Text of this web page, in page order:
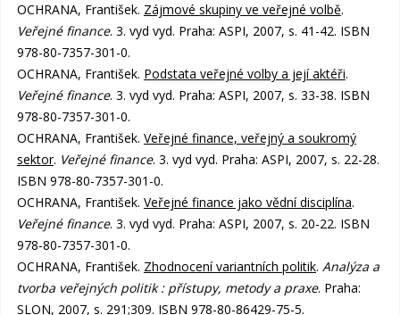
OCHRANA, František. Zájmové skupiny ve veřejné volbě.
Veřejné finance. 3. vyd vyd. Praha: ASPI, 2007, s. 41-42. ISBN
978-80-7357-301-0.
OCHRANA, František. Podstata veřejné volby a její aktéři.
Veřejné finance. 3. vyd vyd. Praha: ASPI, 2007, s. 33-38. ISBN
978-80-7357-301-0.
OCHRANA, František. Veřejné finance, veřejný a soukromý
sektor. Veřejné finance. 3. vyd vyd. Praha: ASPI, 2007, s. 22-28.
ISBN 978-80-7357-301-0.
OCHRANA, František. Veřejné finance jako vědní disciplína.
Veřejné finance. 3. vyd vyd. Praha: ASPI, 2007, s. 20-22. ISBN
978-80-7357-301-0.
OCHRANA, František. Zhodnocení variantních politik. Analýza a
tvorba veřejných politik : přístupy, metody a praxe. Praha:
SLON, 2007, s. 291;309. ISBN 978-80-86429-75-5.